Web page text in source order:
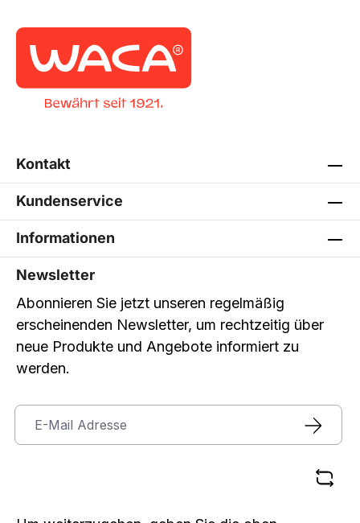
Kontakt
Kundenservice
Informationen
Newsletter
Abonnieren Sie jetzt unseren regelmäßig
erscheinenden Newsletter, um rechtzeitig über
neue Produkte und Angebote informiert zu
werden.